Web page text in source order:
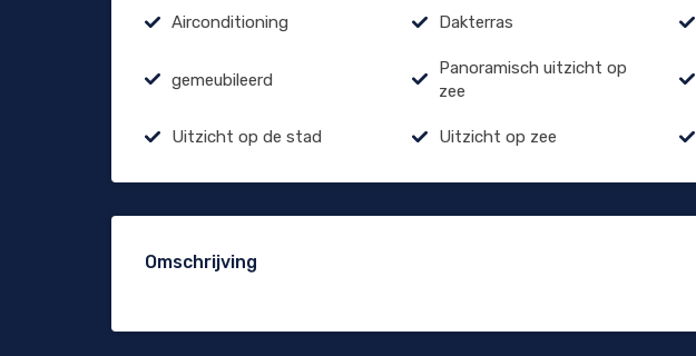
Airconditioning Dakterras
gemeubileerd
Panoramisch uitzicht op
zee
Uitzicht op de stad Uitzicht op zee
Omschrijving